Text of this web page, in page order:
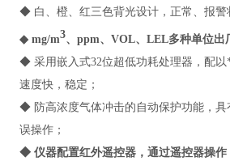
◆ 白、橙、红三色背光设计，正常、报警
◆ mg/m3、ppm、VOL、LEL多种单位出
◆ 采用嵌入式32位超低功耗处理器，配
速度快，稳定；
◆ 防高浓度气体冲击的自动保护功能，具
误操作；
◆ 仪器配置红外遥控器，通过遥控器操作